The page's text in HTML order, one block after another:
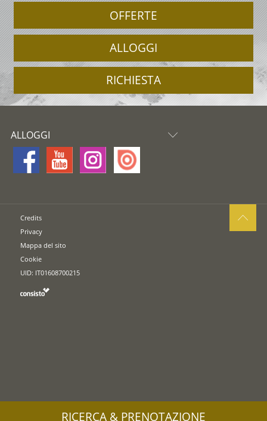
OFFERTE
ALLOGGI
RICHIESTA
ALLOGGI
Credits
Privacy
Mappa del sito
Cookie
UID: IT01608700215
RICERCA & PRENOTAZIONE